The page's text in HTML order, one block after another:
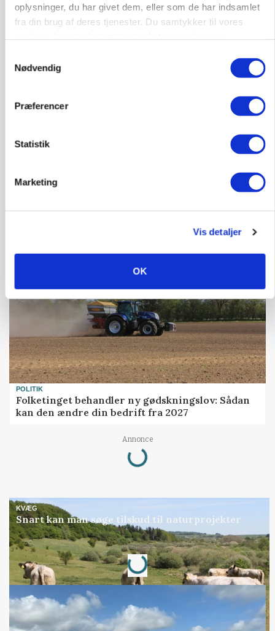
oplysninger, du har givet dem, eller som de har indsamlet
fra din brug af deres tjenester. Du samtykker til vores
Nødvendig
Præferencer
Statistik
Marketing
Vis detaljer
OK
marked for biokul
POLITIK
POLITIK
Folketinget behandler ny gødskningslov: Sådan
kan den ændre din bedrift fra 2027
Annonce
Loading...
KVÆG
Snart kan man søge tilskud til naturprojekter
Annonce
Loading...